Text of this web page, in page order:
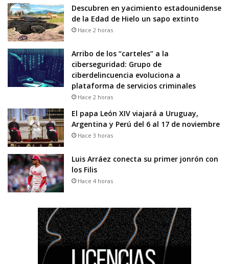
Descubren en yacimiento estadounidense
de la Edad de Hielo un sapo extinto
Hace 2 horas
Arribo de los “carteles” a la
ciberseguridad: Grupo de
ciberdelincuencia evoluciona a
plataforma de servicios criminales
Hace 2 horas
El papa León XIV viajará a Uruguay,
Argentina y Perú del 6 al 17 de noviembre
Hace 3 horas
Luis Arráez conecta su primer jonrón con
los Filis
Hace 4 horas